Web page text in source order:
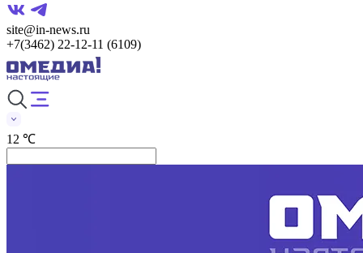
site@in-news.ru
+7(3462) 22-12-11 (6109)
12 ℃